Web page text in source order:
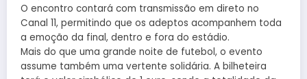
O encontro contará com transmissão em direto no
Canal 11, permitindo que os adeptos acompanhem toda
a emoção da final, dentro e fora do estádio.
Mais do que uma grande noite de futebol, o evento
assume também uma vertente solidária. A bilheteira